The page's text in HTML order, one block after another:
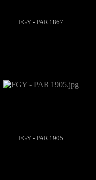
FGY - PAR 1867
FGY - PAR 1905